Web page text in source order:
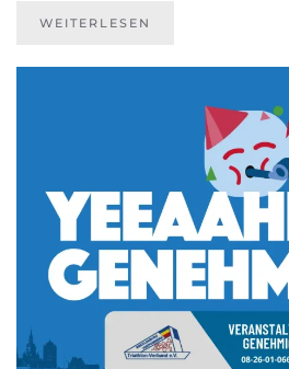
WEITERLESEN